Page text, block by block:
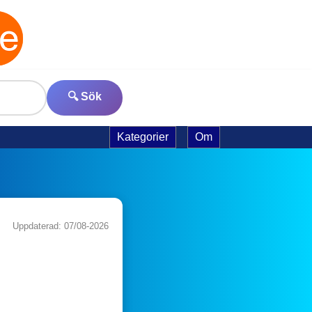
🔍 Sök
Kategorier Om
Uppdaterad: 07/08-2026